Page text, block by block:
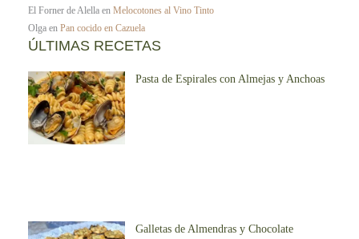
El Forner de Alella en Melocotones al Vino Tinto
Olga en Pan cocido en Cazuela
ÚLTIMAS RECETAS
Pasta de Espirales con Almejas y Anchoas
Galletas de Almendras y Chocolate